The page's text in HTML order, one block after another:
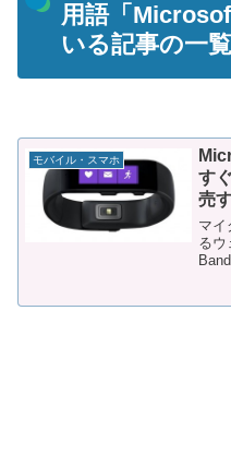
用語「
いる記事の一覧
モバイル・スマホ
す
売
マイ
るウ